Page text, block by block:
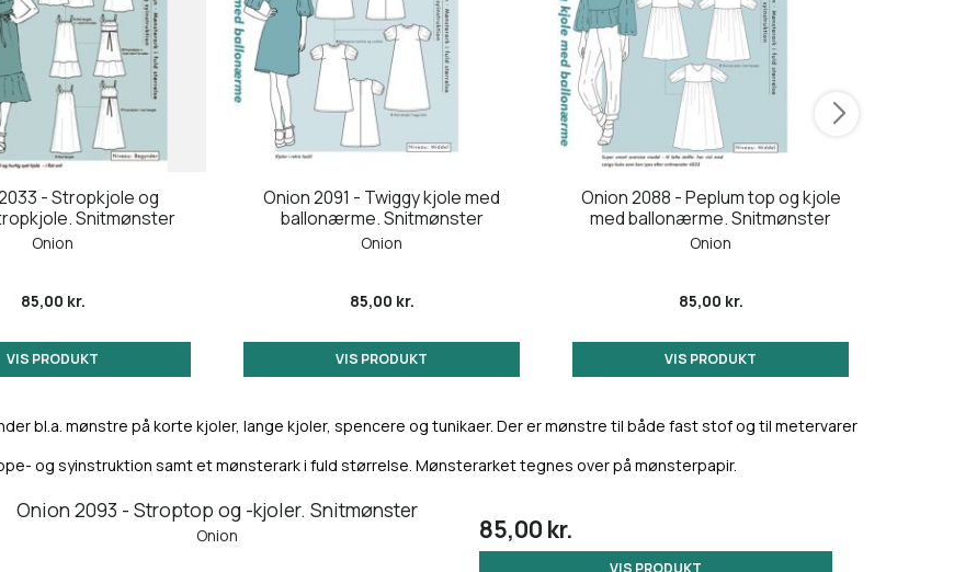
- Stropkjole og
Snitmønster
Onion
85,00 kr.
VIS PRODUKT
Onion 2091 - Twiggy kjole med
ballonærme. Snitmønster
Onion
85,00 kr.
VIS PRODUKT
Onion 2088 - Peplum top og kjole
med ballonærme. Snitmønster
Onion
85,00 kr.
VIS PRODUKT
bl.a. mønstre på korte kjoler, lange kjoler, spencere og tunikaer. Der er mønstre til både fast stof og til metervarer
og syinstruktion samt et mønsterark i fuld størrelse. Mønsterarket tegnes over på mønsterpapir.
Onion 2093 - Stroptop og -kjoler. Snitmønster
Onion 85,00 kr.
VIS PRODUKT